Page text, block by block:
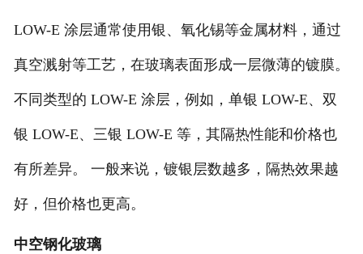
LOW-E 涂层通常使用银、氧化锡等金属材料，通过
真空溅射等工艺，在玻璃表面形成一层微薄的镀膜。
不同类型的 LOW-E 涂层，例如，单银 LOW-E、双
银 LOW-E、三银 LOW-E 等，其隔热性能和价格也
有所差异。 一般来说，镀银层数越多，隔热效果越
好，但价格也更高。
中空钢化玻璃